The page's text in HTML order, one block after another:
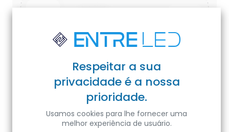
Respeitar a sua
privacidade é a nossa
prioridade.
Usamos cookies para lhe fornecer uma
melhor experiência de usuário.